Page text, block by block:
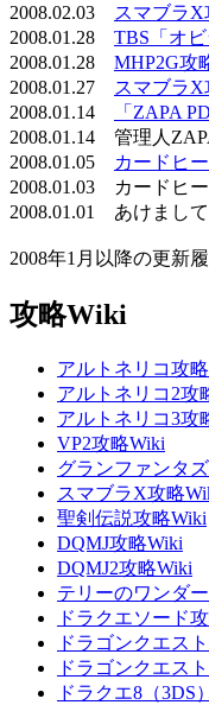
2008.02.03
スマブラ
2008.01.28 TBS「オ
2008.01.28 MHP2G攻
2008.01.27
スマブラX
2008.01.14
「ZAPA
2008.01.14 管理人
2008.01.05
カードヒ
2008.01.03 カードヒ
2008.01.01 あけまし
2008年1月以降の更新
攻略Wiki
アルトネリコ攻
アルトネリコ2攻
アルトネリコ3攻
VP2攻略Wiki
グランファンタ
スマブラX攻略
聖剣伝説攻略Wiki
DQMJ攻略Wiki
DQMJ2攻略Wiki
テリーのワンダ
ドラクエソード
ドラゴンクエス
ドラゴンクエス
ドラクエ8（3DS